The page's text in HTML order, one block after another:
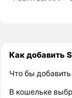
Как добавить
Что бы
В кошельке